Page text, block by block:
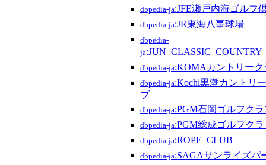
dbpedia-ja:JFE瀬戸内海ゴルフ
dbpedia-ja:JR東海八事球場
dbpedia-
ja
dbpedia-ja:KOMAカントリーク
dbpedia-ja:Kochi黒潮カントリ
ブ
dbpedia-ja:PGM石岡ゴルフク
dbpedia-ja:PGM総成ゴルフク
dbpedia-ja:ROPE_CLUB
dbpedia-ja:SAGAサンライズパ